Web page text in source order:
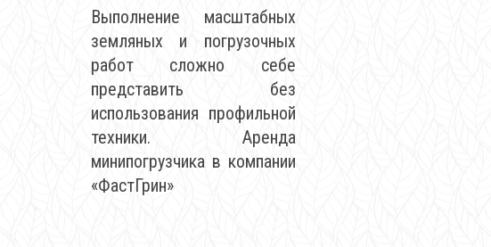
Выполнение масштабных
земляных и погрузочных
работ сложно себе
представить без
использования профильной
техники. Аренда
минипогрузчика в компании
«ФастГрин»